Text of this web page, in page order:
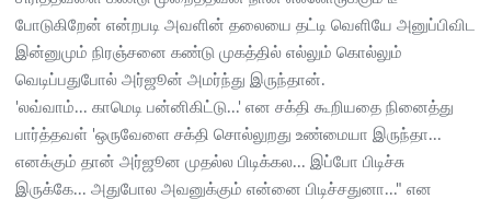
போடுகிறேன் என்றபடி அவளின் தலையை தட்டி வெளியே அனுப்பிவிட
இன்னுமும் நிரஞ்சனை கண்டு முகத்தில் எல்லும் கொல்லும்
வெடிப்பதுபோல் அர்ஜூன் அமர்ந்து இருந்தான்.
'லவ்வாம்... காமெடி பன்னிகிட்டு...' என சக்தி கூறியதை நினைத்து
பார்த்தவள் 'ஒருவேளை சக்தி சொல்லுறது உண்மையா இருந்தா...
எனக்கும் தான் அர்ஜூன முதல்ல பிடிக்கல... இப்போ பிடிச்சு
இருக்கே... அதுபோல அவனுக்கும் என்னை பிடிச்சதுனா..." என